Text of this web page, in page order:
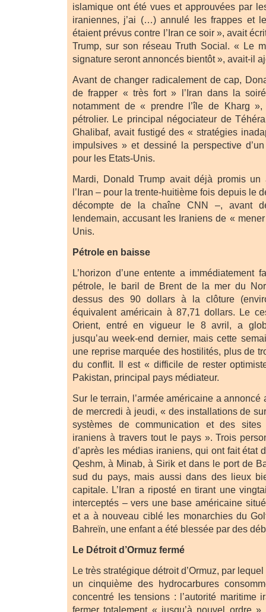
islamique ont été vues et approuvées par
iraniennes, j’ai (…) annulé les frappes et
étaient prévus contre l’Iran ce soir », avait
Trump, sur son réseau Truth Social. « Le
signature seront annoncés bientôt », avait-il
Avant de changer radicalement de cap,
de frapper « très fort » l’Iran dans la
notamment de « prendre l’île de Kharg
pétrolier. Le principal négociateur de
Ghalibaf, avait fustigé des « stratégies
impulsives » et dessiné la perspective
pour les Etats-Unis.
Mardi, Donald Trump avait déjà promis un
l’Iran – pour la trente-huitième fois depuis le
décompte de la chaîne CNN –, avant
lendemain, accusant les Iraniens de «
Unis.
Pétrole en baisse
L’horizon d’une entente a immédiatement
pétrole, le baril de Brent de la mer du
dessus des 90 dollars à la clôture
équivalent américain à 87,71 dollars. Le
Orient, entré en vigueur le 8 avril, a
jusqu’au week-end dernier, mais cette
une reprise marquée des hostilités, plus de
du conflit. Il est « difficile de rester
Pakistan, principal pays médiateur.
Sur le terrain, l’armée américaine a
de mercredi à jeudi, « des installations de
systèmes de communication et des
iraniens à travers tout le pays ». Trois
d’après les médias iraniens, qui ont fait état
Qeshm, à Minab, à Sirik et dans le port de
sud du pays, mais aussi dans des lieux
capitale. L’Iran a riposté en tirant une
interceptés – vers une base américaine
et a à nouveau ciblé les monarchies du
Bahreïn, une enfant a été blessée par des
Le Détroit d’Ormuz fermé
Le très stratégique détroit d’Ormuz, par
un cinquième des hydrocarbures
concentré les tensions : l’autorité maritime
fermer totalement « jusqu’à nouvel ordre